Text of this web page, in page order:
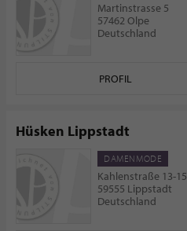
Martinstrasse 5
57462 Olpe
Deutschland
PROFIL
Hüsken Lippstadt
DAMENMODE
Kahlenstraße 13-15
59555 Lippstadt
Deutschland